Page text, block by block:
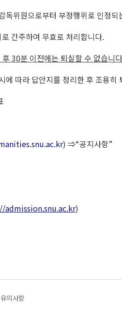
독위원으로부터 부정행위로 인정되
간주하여 무효로 처리합니다.
후 30분 이전에는 퇴실할 수 없습니다
에 따라 답안지를 정리한 후 조용히
) ⇒“공지사항”
admission.snu.ac.kr)
의사항